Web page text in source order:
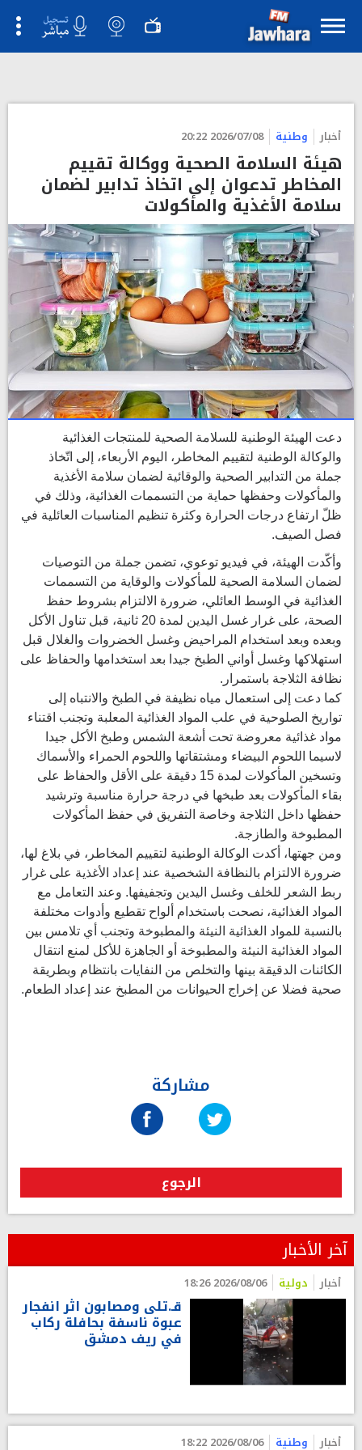
أخبار وطنية 2026/07/08 20:22
هيئة السلامة الصحية ووكالة تقييم
المخاطر تدعوان إلى اتخاذ تدابير لضمان
سلامة الأغذية والمأكولات
دعت الهيئة الوطنية للسلامة الصحية للمنتجات الغذائية
والوكالة الوطنية لتقييم المخاطر، اليوم الأربعاء، إلى اتّخاذ
جملة من التدابير الصحية والوقائية لضمان سلامة الأغذية
والمأكولات وحفظها حماية من التسممات الغذائية، وذلك في
ظلّ ارتفاع درجات الحرارة وكثرة تنظيم المناسبات العائلية في
فصل الصيف.
وأكّدت الهيئة، في فيديو توعوي، تضمن جملة من التوصيات
لضمان السلامة الصحية للمأكولات والوقاية من التسممات
الغذائية في الوسط العائلي، ضرورة الالتزام بشروط حفظ
الصحة، على غرار غسل اليدين لمدة 20 ثانية، قبل تناول الأكل
وبعده وبعد استخدام المراحيض وغسل الخضروات والغلال قبل
استهلاكها وغسل أواني الطبخ جيدا بعد استخدامها والحفاظ على
نظافة الثلاجة باستمرار.
كما دعت إلى استعمال مياه نظيفة في الطبخ والانتباه إلى
تواريخ الصلوحية في علب المواد الغذائية المعلبة وتجنب اقتناء
مواد غذائية معروضة تحت أشعة الشمس وطبخ الأكل جيدا
لاسيما اللحوم البيضاء ومشتقاتها واللحوم الحمراء والأسماك
وتسخين المأكولات لمدة 15 دقيقة على الأقل والحفاظ على
بقاء المأكولات بعد طبخها في درجة حرارة مناسبة وترشيد
حفظها داخل الثلاجة وخاصة التفريق في حفظ المأكولات
المطبوخة والطازجة.
ومن جهتها، أكدت الوكالة الوطنية لتقييم المخاطر، في بلاغ لها،
ضرورة الالتزام بالنظافة الشخصية عند إعداد الأغذية على غرار
ربط الشعر للخلف وغسل اليدين وتجفيفها. وعند التعامل مع
المواد الغذائية، نصحت باستخدام ألواح تقطيع وأدوات مختلفة
بالنسبة للمواد الغذائية النيئة والمطبوخة وتجنب أي تلامس بين
المواد الغذائية النيئة والمطبوخة أو الجاهزة للأكل لمنع انتقال
الكائنات الدقيقة بينها والتخلص من النفايات بانتظام وبطريقة
صحية فضلا عن إخراج الحيوانات من المطبخ عند إعداد الطعام.
مشاركة
الرجوع
آخر الأخبار
أخبار دولية 2026/08/06 18:26
قـ.تلى ومصابون اثر انفجار
عبوة ناسفة بحافلة ركاب
في ريف دمشق
أخبار وطنية 2026/08/06 18:22